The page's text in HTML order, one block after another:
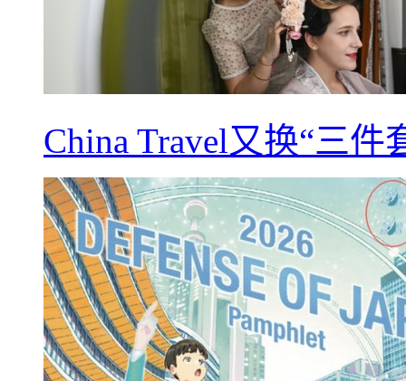
China Travel又换“三